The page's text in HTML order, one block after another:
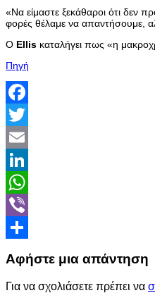
«Να είμαστε ξεκάθαροι ότι δεν
φορές θέλαμε να απαντήσουμε,
Ο Ellis καταλήγει πως «η
Πηγή
Facebook
Twitter
Email
LinkedIn
WhatsApp
Viber
Αφήστε μια απάντηση
Για να σχολιάσετε πρέπει να